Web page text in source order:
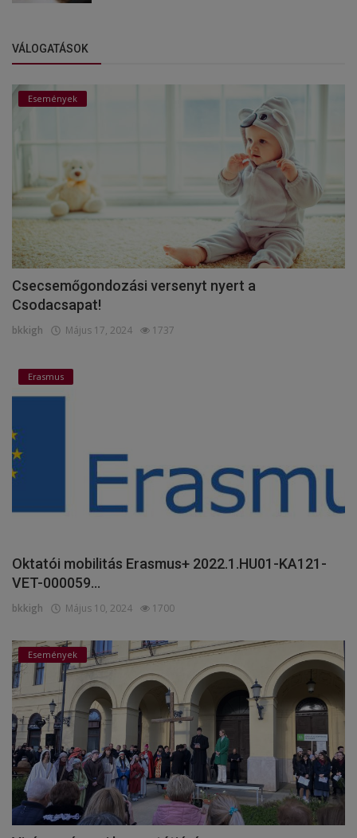
VÁLOGATÁSOK
Események
Csecsemőgondozási versenyt nyert a
Csodacsapat!
bkkigh Május 17, 2024 1737
Erasmus
Oktatói mobilitás Erasmus+ 2022.1.HU01-KA121-
VET-000059...
bkkigh Május 10, 2024 1700
Események